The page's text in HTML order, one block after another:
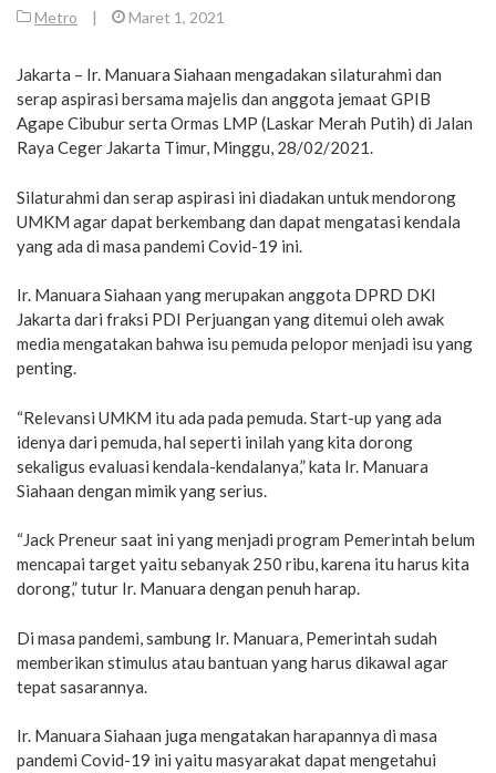
Metro | Maret 1, 2021
Jakarta – Ir. Manuara Siahaan mengadakan silaturahmi dan
serap aspirasi bersama majelis dan anggota jemaat GPIB
Agape Cibubur serta Ormas LMP (Laskar Merah Putih) di Jalan
Raya Ceger Jakarta Timur, Minggu, 28/02/2021.
Silaturahmi dan serap aspirasi ini diadakan untuk mendorong
UMKM agar dapat berkembang dan dapat mengatasi kendala
yang ada di masa pandemi Covid-19 ini.
Ir. Manuara Siahaan yang merupakan anggota DPRD DKI
Jakarta dari fraksi PDI Perjuangan yang ditemui oleh awak
media mengatakan bahwa isu pemuda pelopor menjadi isu yang
penting.
“Relevansi UMKM itu ada pada pemuda. Start-up yang ada
idenya dari pemuda, hal seperti inilah yang kita dorong
sekaligus evaluasi kendala-kendalanya,” kata Ir. Manuara
Siahaan dengan mimik yang serius.
“Jack Preneur saat ini yang menjadi program Pemerintah belum
mencapai target yaitu sebanyak 250 ribu, karena itu harus kita
dorong,” tutur Ir. Manuara dengan penuh harap.
Di masa pandemi, sambung Ir. Manuara, Pemerintah sudah
memberikan stimulus atau bantuan yang harus dikawal agar
tepat sasarannya.
Ir. Manuara Siahaan juga mengatakan harapannya di masa
pandemi Covid-19 ini yaitu masyarakat dapat mengetahui